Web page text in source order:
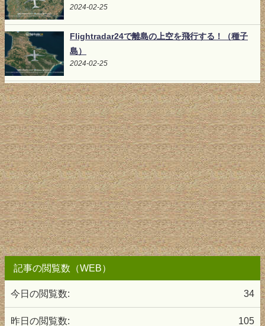
2024-02-25
Flightradar24で離島の上空を飛行する！（種子
島）
2024-02-25
記事の閲覧数（WEB）
34
今日の閲覧数:
105
昨日の閲覧数: